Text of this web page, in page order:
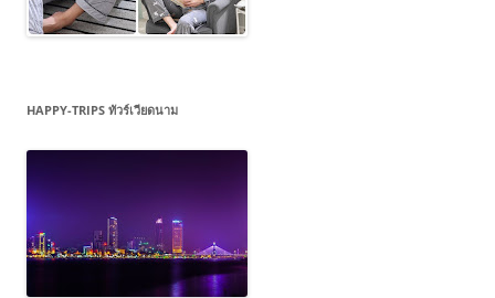
HAPPY-TRIPS ทัวร์เวียดนาม